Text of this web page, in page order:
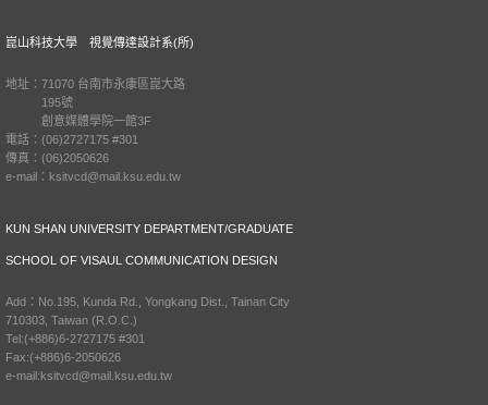
崑山科技大學 視覺傳達設計系(所)
地址：71070 台南市永康區崑大路
195號
創意媒體學院一館3F
電話：(06)2727175 #301
傳真：(06)2050626
e-mail：ksitvcd@mail.ksu.edu.tw
KUN SHAN UNIVERSITY DEPARTMENT/GRADUATE
SCHOOL OF VISAUL COMMUNICATION DESIGN
Add：No.195, Kunda Rd., Yongkang Dist., Tainan City
710303, Taiwan (R.O.C.)
Tel:(+886)6-2727175 #301
Fax:(+886)6-2050626
e-mail:ksitvcd@mail.ksu.edu.tw